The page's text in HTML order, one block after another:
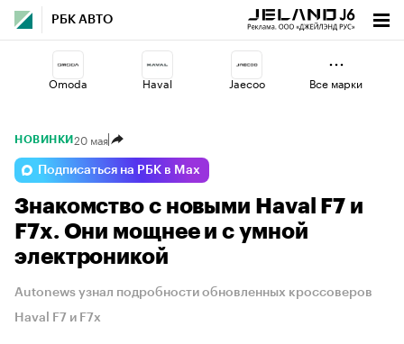
РБК АВТО
Omoda Haval Jaecoo
Lada
Geely Voyah Changan
Все марки
НОВИНКИ 20 мая
Подписаться на РБК в Max
Знакомство с новыми Haval F7 и
F7x. Они мощнее и с умной
электроникой
Autonews узнал подробности обновленных кроссоверов
Haval F7 и F7x